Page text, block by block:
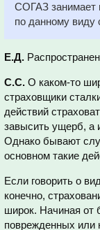
СОГАЗ занимает
по данному виду
Е.Д.
С.С. О каком-то
страховщики
действий
завысить ущерб, а
Однако бывают
основном такие
Если говорить о
конечно,
широк. Начиная от
поврежденных или